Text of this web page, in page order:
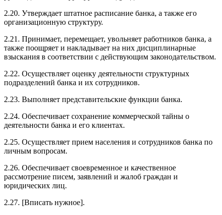
2.20. Утверждает штатное расписание банка, а также его
организационную структуру.
2.21. Принимает, перемещает, увольняет работников банка, а
также поощряет и накладывает на них дисциплинарные
взыскания в соответствии с действующим законодательством.
2.22. Осуществляет оценку деятельности структурных
подразделений банка и их сотрудников.
2.23. Выполняет представительские функции банка.
2.24. Обеспечивает сохранение коммерческой тайны о
деятельности банка и его клиентах.
2.25. Осуществляет прием населения и сотрудников банка по
личным вопросам.
2.26. Обеспечивает своевременное и качественное
рассмотрение писем, заявлений и жалоб граждан и
юридических лиц.
2.27. [Вписать нужное].